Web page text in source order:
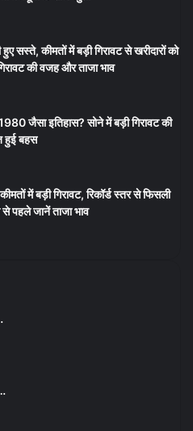
हुए सस्ते, कीमतों में बड़ी गिरावट से खरीदारों को
की वजह और ताजा भाव
1980 जैसा इतिहास? सोने में बड़ी गिरावट की
हुई बहस
में बड़ी गिरावट, रिकॉर्ड स्तर से फिसली
से पहले जानें ताजा भाव